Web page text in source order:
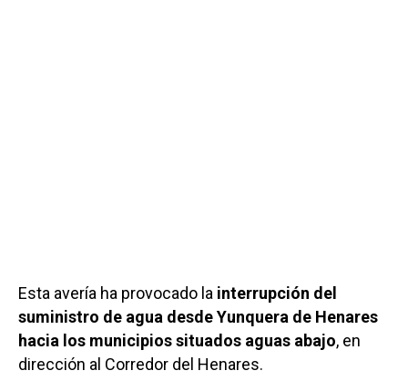
Esta avería ha provocado la interrupción del
suministro de agua desde Yunquera de Henares
hacia los municipios situados aguas abajo, en
dirección al Corredor del Henares.